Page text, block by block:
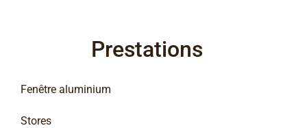
Prestations
Fenêtre aluminium
Stores